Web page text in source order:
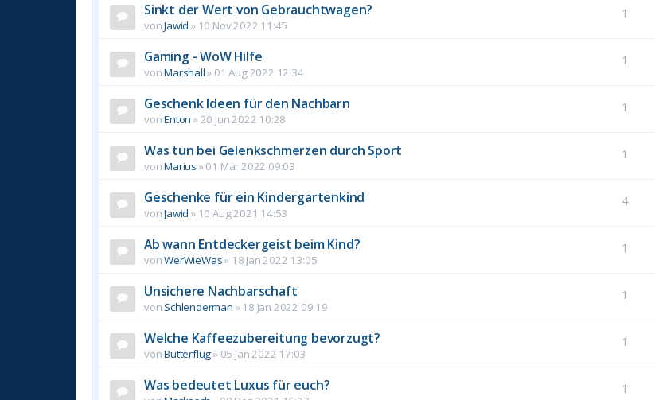
Sinkt der Wert von Gebrauchtwagen?
vonJawid » 10 Nov 2022 11:45
1
Gaming - WoW Hilfe
vonMarshall» 01 Aug 2022 12:34
1
Geschenk Ideen für den Nachbarn
vonEnton »20 Jun 2022 10:28
1
Was tun bei Gelenkschmerzen durch Sport
vonMarius »01 Mär 2022 09:03
1
Geschenke für ein Kindergartenkind
vonJawid » 10 Aug 2021 14:53
4
Ab wann Entdeckergeist beim Kind?
vonWerWieWas» 18 Jan 2022 13:05
1
Unsichere Nachbarschaft
von Schlenderman » 18 Jan 2022 09:19
1
Welche Kaffeezubereitung bevorzugt?
vonButterflug» 05 Jan 2022 17:03
1
Was bedeutet Luxus für euch? 1